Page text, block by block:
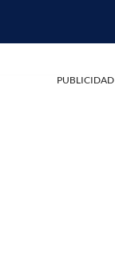
PUBLICIDAD